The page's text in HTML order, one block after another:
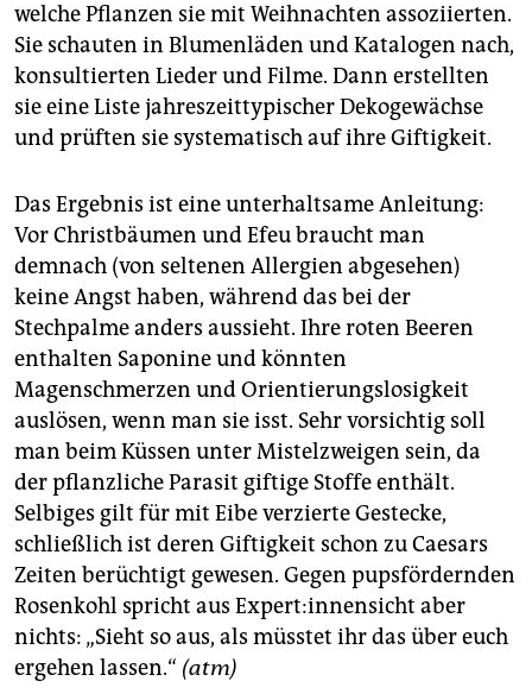
nord
wahrheit
verlag
veranstaltungen
shop
fragen & hilfe
unterstützen
abo
genossenschaft
epaper login
welche Pflanzen sie mit Weihnachten assoziierten.
Sie schauten in Blumenläden und Katalogen nach,
konsultierten Lieder und Filme. Dann erstellten
sie eine Liste jahreszeittypischer Dekogewächse
und prüften sie systematisch auf ihre Giftigkeit.
Das Ergebnis ist eine unterhaltsame Anleitung:
Vor Christbäumen und Efeu braucht man
demnach (von seltenen Allergien abgesehen)
keine Angst haben, während das bei der
Stechpalme anders aussieht. Ihre roten Beeren
enthalten Saponine und könnten
Magenschmerzen und Orientierungslosigkeit
auslösen, wenn man sie isst. Sehr vorsichtig soll
man beim Küssen unter Mistelzweigen sein, da
der pflanzliche Parasit giftige Stoffe enthält.
Selbiges gilt für mit Eibe verzierte Gestecke,
schließlich ist deren Giftigkeit schon zu Caesars
Zeiten berüchtigt gewesen. Gegen pupsfördernden
Rosenkohl spricht aus Ex­per­t:in­nen­sicht aber
nichts: „Sieht so aus, als müsstet ihr das über euch
ergehen lassen.“ (atm)